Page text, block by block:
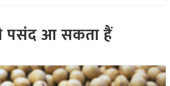
पसंद आ सकता हैं